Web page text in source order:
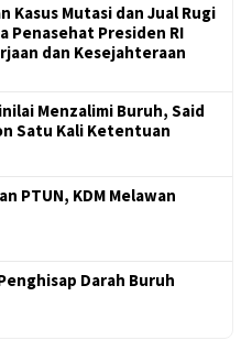
Kasus Mutasi dan Jual Rugi
Penasehat Presiden RI
dan Kesejahteraan
Menzalimi Buruh, Said
Satu Kali Ketentuan
PTUN, KDM Melawan
Darah Buruh